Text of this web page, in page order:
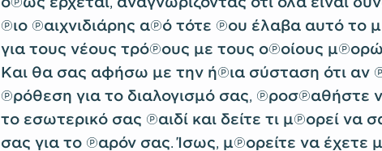
πιο παιχνιδιάρης από τότε που έλαβα αυτό το
για τους νέους τρόπους με τους οποίους
Και θα σας αφήσω με την ήπια σύσταση ότι αν
πρόθεση για το διαλογισμό σας, προσπαθήστε
το εσωτερικό σας παιδί και δείτε τι μπορεί να
σας για το παρόν σας. Ίσως, μπορείτε να